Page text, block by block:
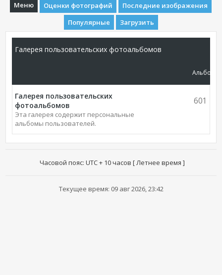
Меню Оценки фотографий
Последние изображения
Популярные
Загрузить
Галерея пользовательских фотоальбомов
Альбомы
Галерея пользовательских
фотоальбомов
Эта галерея содержит персональные
альбомы пользователей.
601
Часовой пояс: UTC + 10 часов [ Летнее время ]
Текущее время: 09 авг 2026, 23:42